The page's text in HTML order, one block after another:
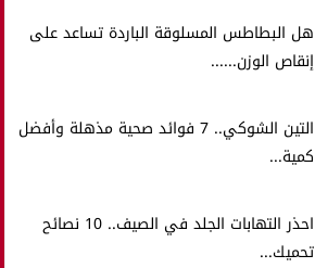
هل البطاطس المسلوقة الباردة تساعد على
إنقاص الوزن......
التين الشوكي.. 7 فوائد صحية مذهلة وأفضل
كمية...
احذر التهابات الجلد في الصيف.. 10 نصائح
تحميك...